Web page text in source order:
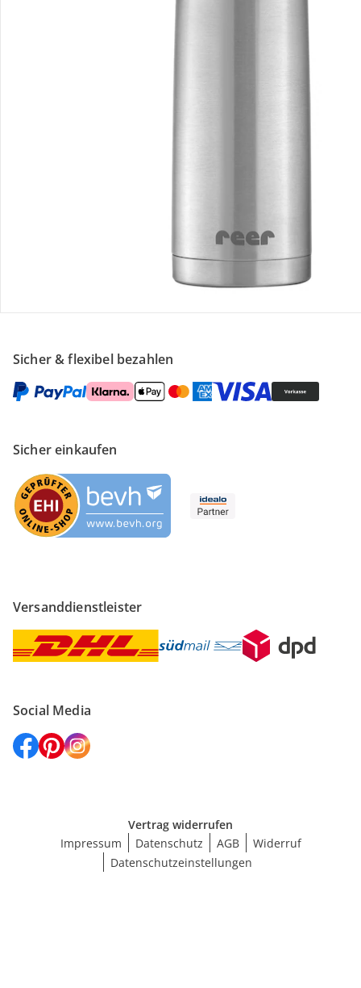
Retoure & Reklamation
Sicher & flexibel bezahlen
Sicher einkaufen
Versanddienstleister
Social Media
Vertrag widerrufen
Impressum
Datenschutz AGB
Widerruf
Datenschutzeinstellungen